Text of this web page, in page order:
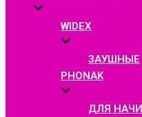
WIDEX
ЗАУШНЫЕ
PHONAK
ДЛЯ